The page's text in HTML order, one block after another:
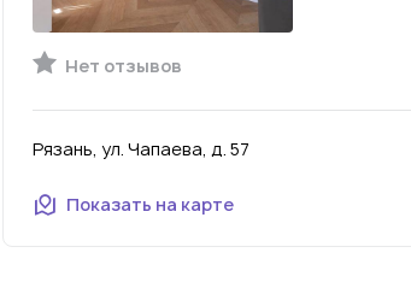
Нет отзывов
Рязань, ул. Чапаева, д. 57
Показать на карте